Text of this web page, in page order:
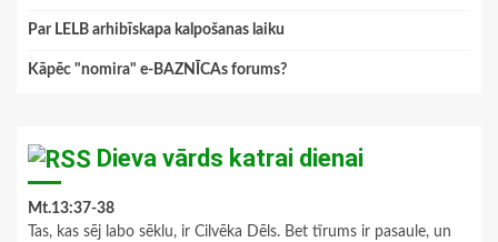
Par LELB arhibīskapa kalpošanas laiku
Kāpēc "nomira" e-BAZNĪCAs forums?
Dieva vārds katrai dienai
Mt.13:37-38
Tas, kas sēj labo sēklu, ir Cilvēka Dēls. Bet tīrums ir pasaule, un